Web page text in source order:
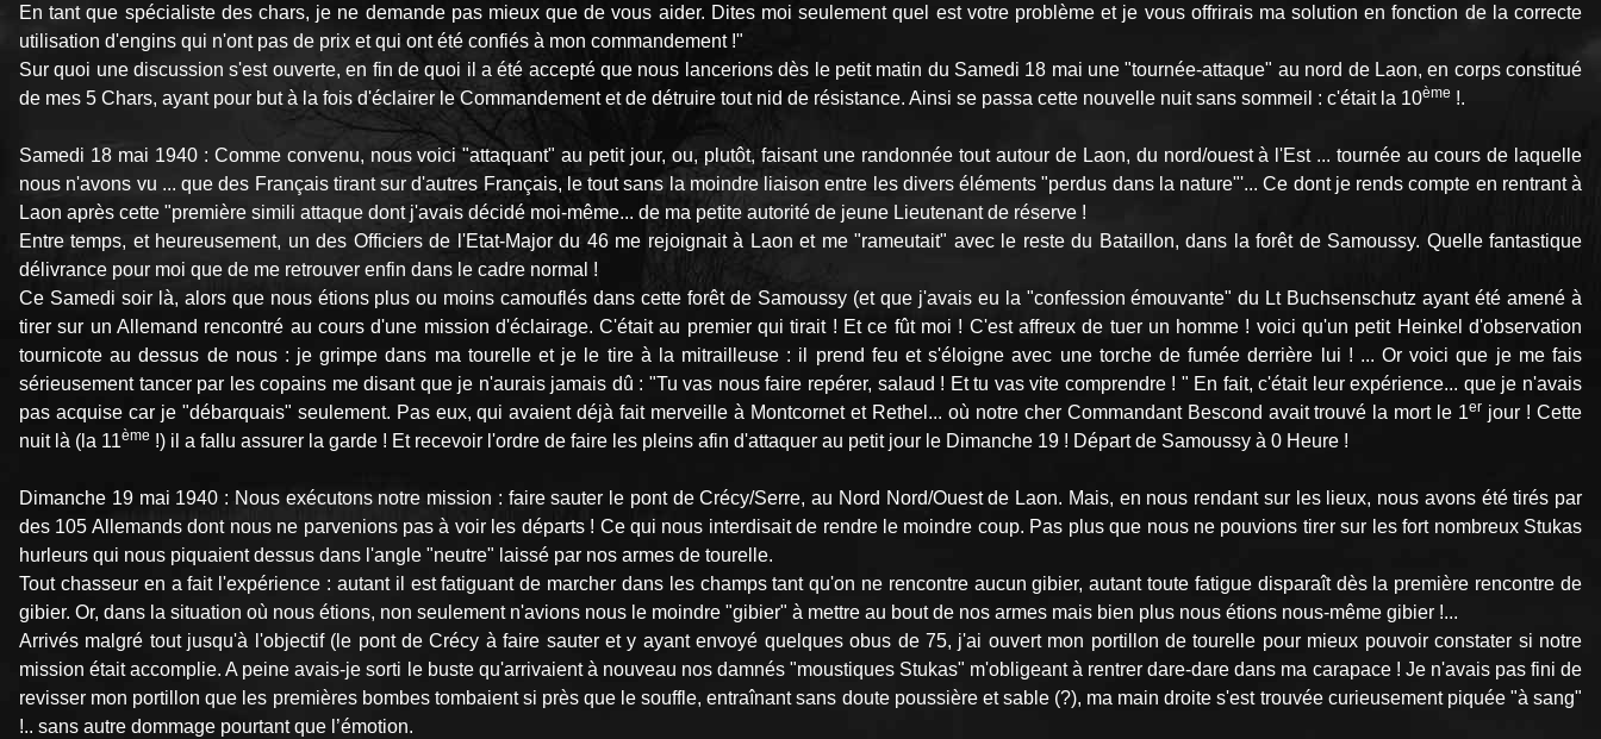
En tant que spécialiste des chars, je ne demande pas mieux que de vous aider. Dites moi seulement quel est votre problème et je vous offrirais ma solution en fonction de la correcte
utilisation d'engins qui n'ont pas de prix et qui ont été confiés à mon commandement !"
Sur quoi une discussion s'est ouverte, en fin de quoi il a été accepté que nous lancerions dès le petit matin du Samedi 18 mai une "tournée-attaque" au nord de Laon, en corps constitué
de mes 5 Chars, ayant pour but à la fois d'éclairer le Commandement et de détruire tout nid de résistance. Ainsi se passa cette nouvelle nuit sans sommeil : c'était la 10ème !.
Samedi 18 mai 1940 : Comme convenu, nous voici "attaquant" au petit jour, ou, plutôt, faisant une randonnée tout autour de Laon, du nord/ouest à l'Est ... tournée au cours de laquelle
nous n'avons vu ... que des Français tirant sur d'autres Français, le tout sans la moindre liaison entre les divers éléments "perdus dans la nature"'... Ce dont je rends compte en rentrant à
Laon après cette "première simili attaque dont j'avais décidé moi-même... de ma petite autorité de jeune Lieutenant de réserve !
Entre temps, et heureusement, un des Officiers de l'Etat-Major du 46 me rejoignait à Laon et me "rameutait" avec le reste du Bataillon, dans la forêt de Samoussy. Quelle fantastique
délivrance pour moi que de me retrouver enfin dans le cadre normal !
Ce Samedi soir là, alors que nous étions plus ou moins camouflés dans cette forêt de Samoussy (et que j'avais eu la "confession émouvante" du Lt Buchsenschutz ayant été amené à
tirer sur un Allemand rencontré au cours d'une mission d'éclairage. C'était au premier qui tirait ! Et ce fût moi ! C'est affreux de tuer un homme ! voici qu'un petit Heinkel d'observation
tournicote au dessus de nous : je grimpe dans ma tourelle et je le tire à la mitrailleuse : il prend feu et s'éloigne avec une torche de fumée derrière lui ! ... Or voici que je me fais
sérieusement tancer par les copains me disant que je n'aurais jamais dû : "Tu vas nous faire repérer, salaud ! Et tu vas vite comprendre ! " En fait, c'était leur expérience... que je n'avais
pas acquise car je "débarquais" seulement. Pas eux, qui avaient déjà fait merveille à Montcornet et Rethel... où notre cher Commandant Bescond avait trouvé la mort le 1er jour ! Cette
nuit là (la 11ème !) il a fallu assurer la garde ! Et recevoir l'ordre de faire les pleins afin d'attaquer au petit jour le Dimanche 19 ! Départ de Samoussy à 0 Heure !
Dimanche 19 mai 1940 : Nous exécutons notre mission : faire sauter le pont de Crécy/Serre, au Nord Nord/Ouest de Laon. Mais, en nous rendant sur les lieux, nous avons été tirés par
des 105 Allemands dont nous ne parvenions pas à voir les départs ! Ce qui nous interdisait de rendre le moindre coup. Pas plus que nous ne pouvions tirer sur les fort nombreux Stukas
hurleurs qui nous piquaient dessus dans l'angle "neutre" laissé par nos armes de tourelle.
Tout chasseur en a fait l'expérience : autant il est fatiguant de marcher dans les champs tant qu'on ne rencontre aucun gibier, autant toute fatigue disparaît dès la première rencontre de
gibier. Or, dans la situation où nous étions, non seulement n'avions nous le moindre "gibier" à mettre au bout de nos armes mais bien plus nous étions nous-même gibier !...
Arrivés malgré tout jusqu'à l'objectif (le pont de Crécy à faire sauter et y ayant envoyé quelques obus de 75, j'ai ouvert mon portillon de tourelle pour mieux pouvoir constater si notre
mission était accomplie. A peine avais-je sorti le buste qu'arrivaient à nouveau nos damnés "moustiques Stukas" m'obligeant à rentrer dare-dare dans ma carapace ! Je n'avais pas fini de
revisser mon portillon que les premières bombes tombaient si près que le souffle, entraînant sans doute poussière et sable (?), ma main droite s'est trouvée curieusement piquée "à sang"
!.. sans autre dommage pourtant que l’émotion.